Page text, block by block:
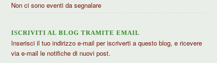
Non ci sono eventi da segnalare
ISCRIVITI AL BLOG TRAMITE EMAIL
Inserisci il tuo indirizzo e-mail per iscriverti a questo blog, e ricevere
via e-mail le notifiche di nuovi post.